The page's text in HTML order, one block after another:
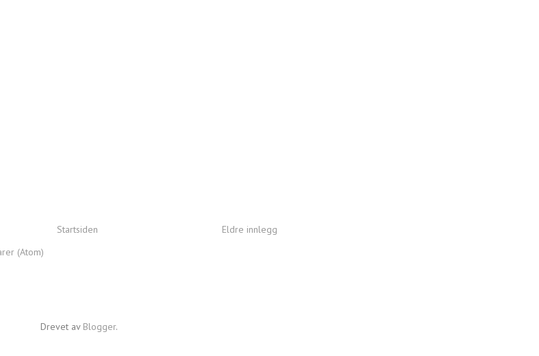
Eldre innlegg
Startsiden
(Atom)
Drevet av Blogger.